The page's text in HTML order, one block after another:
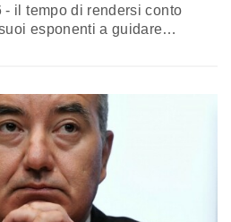
il tempo di rendersi conto
esponenti a guidare
grado di raccogliere le…